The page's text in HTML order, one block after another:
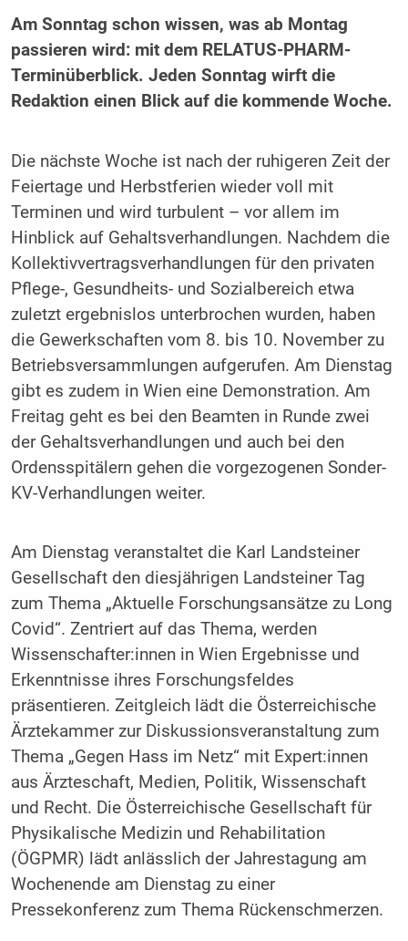
Am Sonntag schon wissen, was ab Montag
passieren wird: mit dem RELATUS-PHARM-
Terminüberblick. Jeden Sonntag wirft die
Redaktion einen Blick auf die kommende Woche.
Die nächste Woche ist nach der ruhigeren Zeit der
Feiertage und Herbstferien wieder voll mit
Terminen und wird turbulent – vor allem im
Hinblick auf Gehaltsverhandlungen. Nachdem die
Kollektivvertragsverhandlungen für den privaten
Pflege-, Gesundheits- und Sozialbereich etwa
zuletzt ergebnislos unterbrochen wurden, haben
die Gewerkschaften vom 8. bis 10. November zu
Betriebsversammlungen aufgerufen. Am Dienstag
gibt es zudem in Wien eine Demonstration. Am
Freitag geht es bei den Beamten in Runde zwei
der Gehaltsverhandlungen und auch bei den
Ordensspitälern gehen die vorgezogenen Sonder-
KV-Verhandlungen weiter.
Am Dienstag veranstaltet die Karl Landsteiner
Gesellschaft den diesjährigen Landsteiner Tag
zum Thema „Aktuelle Forschungsansätze zu Long
Covid“. Zentriert auf das Thema, werden
Wissenschafter:innen in Wien Ergebnisse und
Erkenntnisse ihres Forschungsfeldes
präsentieren. Zeitgleich lädt die Österreichische
Ärztekammer zur Diskussionsveranstaltung zum
Thema „Gegen Hass im Netz“ mit Expert:innen
aus Ärzteschaft, Medien, Politik, Wissenschaft
und Recht. Die Österreichische Gesellschaft für
Physikalische Medizin und Rehabilitation
(ÖGPMR) lädt anlässlich der Jahrestagung am
Wochenende am Dienstag zu einer
Pressekonferenz zum Thema Rückenschmerzen.